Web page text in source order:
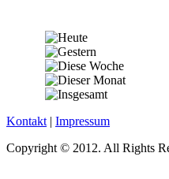
Kontakt | Impressum
Copyright © 2012. All Rights